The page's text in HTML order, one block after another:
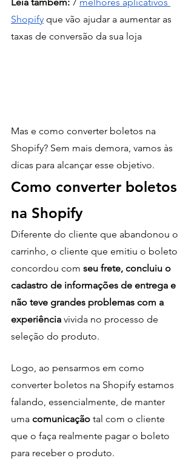
Shopify que vão ajudar a aumentar as
taxas de conversão da sua loja
Mas e como converter boletos na
Shopify? Sem mais demora, vamos às
dicas para alcançar esse objetivo.
Como converter boletos
na Shopify
Diferente do cliente que abandonou o
carrinho, o cliente que emitiu o boleto
concordou com seu frete, concluiu o
cadastro de informações de entrega e
não teve grandes problemas com a
experiência vivida no processo de
seleção do produto.
Logo, ao pensarmos em como
converter boletos na Shopify estamos
falando, essencialmente, de manter
uma comunicação tal com o cliente
que o faça realmente pagar o boleto
para receber o produto.